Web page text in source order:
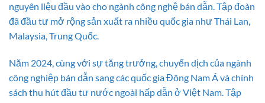
nguyên liệu đầu vào cho ngành công nghệ bán dẫn. Tập đoàn
đã đầu tư mở rộng sản xuất ra nhiều quốc gia như Thái Lan,
Malaysia, Trung Quốc.
Năm 2024, cùng với sự tăng trưởng, chuyển dịch của ngành
công nghiệp bán dẫn sang các quốc gia Đông Nam Á và chính
sách thu hút đầu tư nước ngoài hấp dẫn ở Việt Nam. Tập